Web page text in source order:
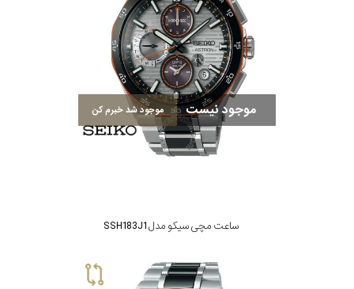
موجود نیست موجود شد خبرم کن
ساعت مچی سیکو مدل SSH183J1